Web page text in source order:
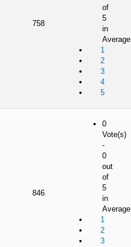
758
of
5
in
Average
1
2
3
4
5
846
0
Vote(s)
-
0
out
of
5
in
Average
1
2
3